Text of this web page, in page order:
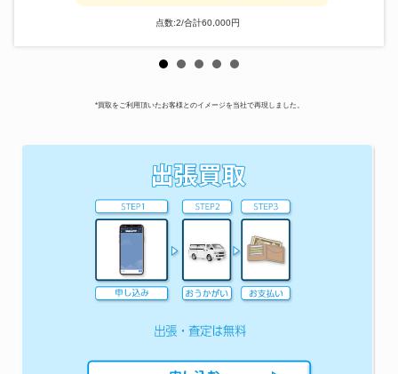
点数:2/合計60,000円
*買取をご利用頂いたお客様とのイメージを当社で再現しました。